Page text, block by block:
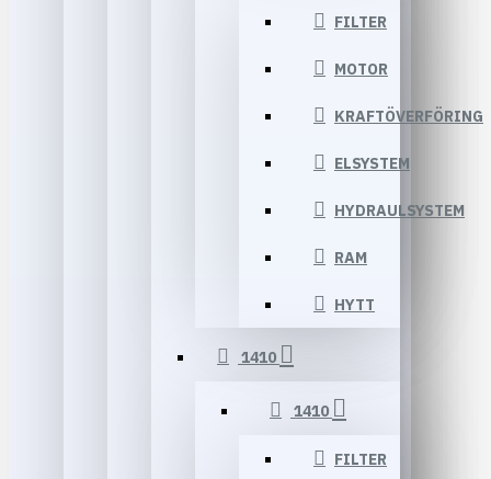
FILTER
MOTOR
KRAFTÖVERFÖRING
ELSYSTEM
HYDRAULSYSTEM
RAM
HYTT
1410
1410
FILTER